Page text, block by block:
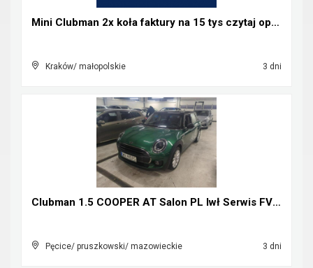
Mini Clubman 2x koła faktury na 15 tys czytaj opis...
Kraków/ małopolskie 3 dni
Clubman 1.5 COOPER AT Salon PL Iwł Serwis FV23%
Pęcice/ pruszkowski/ mazowieckie 3 dni